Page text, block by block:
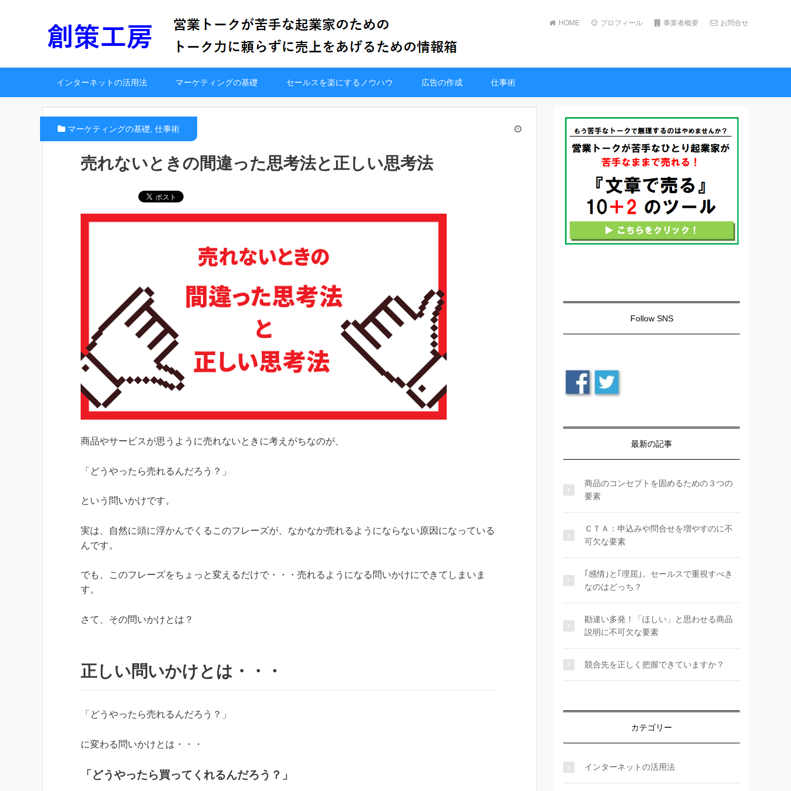
HOME プロフィール 事業者概要 お問合せ
インターネットの活用法 マーケティングの基礎 セールスを楽にするノウハウ 広告の作成 仕事術
マーケティングの基礎 仕事術
売れないときの間違った思考法と正しい思考法
商品やサービスが思うように売れないときに考えがちなのが、
「どうやったら売れるんだろう？」
という問いかけです。
実は、自然に頭に浮かんでくるこのフレーズが、なかなか売れるようにならない原因になっている
んです。
でも、このフレーズをちょっと変えるだけで・・・売れるようになる問いかけにできてしまいま
す。
さて、その問いかけとは？
正しい問いかけとは・・・
「どうやったら売れるんだろう？」
に変わる問いかけとは・・・
「どうやったら買ってくれるんだろう？」
Follow SNS
最新の記事
商品のコンセプトを固めるための３つの
要素
ＣＴＡ：申込みや問合せを増やすのに不
可欠な要素
｢感情｣と｢理屈｣。セールスで重視すべき
なのはどっち？
勘違い多発！「ほしい」と思わせる商品
説明に不可欠な要素
競合先を正しく把握できていますか？
カテゴリー
インターネットの活用法